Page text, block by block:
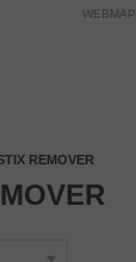
WEBMAP
REMOVER